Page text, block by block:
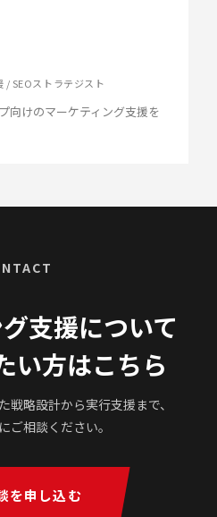
/ SEOストラテジスト
向けのマーケティング支援を
支援について
い方はこちら
戦略設計から実行支援まで、
ご相談ください。
を申し込む